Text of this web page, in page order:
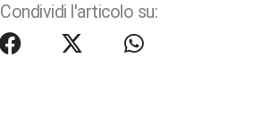
Condividi l'articolo su: